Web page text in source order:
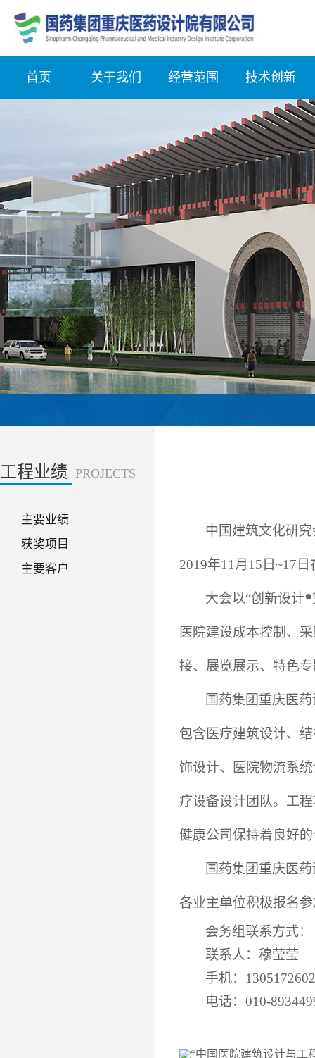
首页 关于我们 经营范围 技术创新
工程业绩 PROJECTS
主要业绩
获奖项目
主要客户
中国建筑文化研
2019年11月15日~17
大会以“创新设计●
医院建设成本控制、
接、展览展示、特色
国药集团重庆医
包含医疗建筑设计、
饰设计、医院物流系
疗设备设计团队。工
健康公司保持着良好
国药集团重庆医
各业主单位积极报名
会务组联系方式：
联系人：穆莹莹
手机：
电话：010-